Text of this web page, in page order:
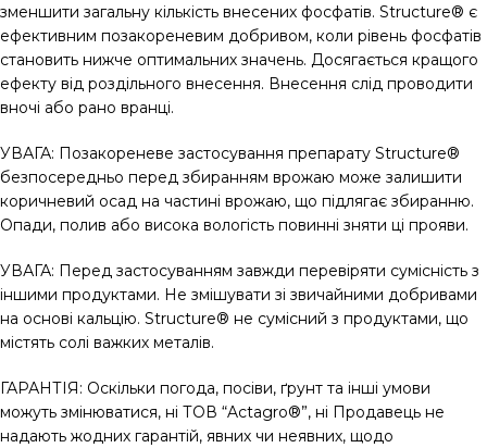
зменшити загальну кількість внесених фосфатів. Structure® є
ефективним позакореневим добривом, коли рівень фосфатів
становить нижче оптимальних значень. Досягається кращого
ефекту від роздільного внесення. Внесення слід проводити
вночі або рано вранці.
УВАГА: Позакореневе застосування препарату Structure®
безпосередньо перед збиранням врожаю може залишити
коричневий осад на частині врожаю, що підлягає збиранню.
Опади, полив або висока вологість повинні зняти ці прояви.
УВАГА: Перед застосуванням завжди перевіряти сумісність з
іншими продуктами. Не змішувати зі звичайними добривами
на основі кальцію. Structure® не сумісний з продуктами, що
містять солі важких металів.
ГАРАНТІЯ: Оскільки погода, посіви, ґрунт та інші умови
можуть змінюватися, ні ТОВ “Actagro®”, ні Продавець не
надають жодних гарантій, явних чи неявних, щодо